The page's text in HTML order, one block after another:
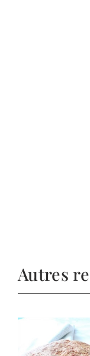
Autres